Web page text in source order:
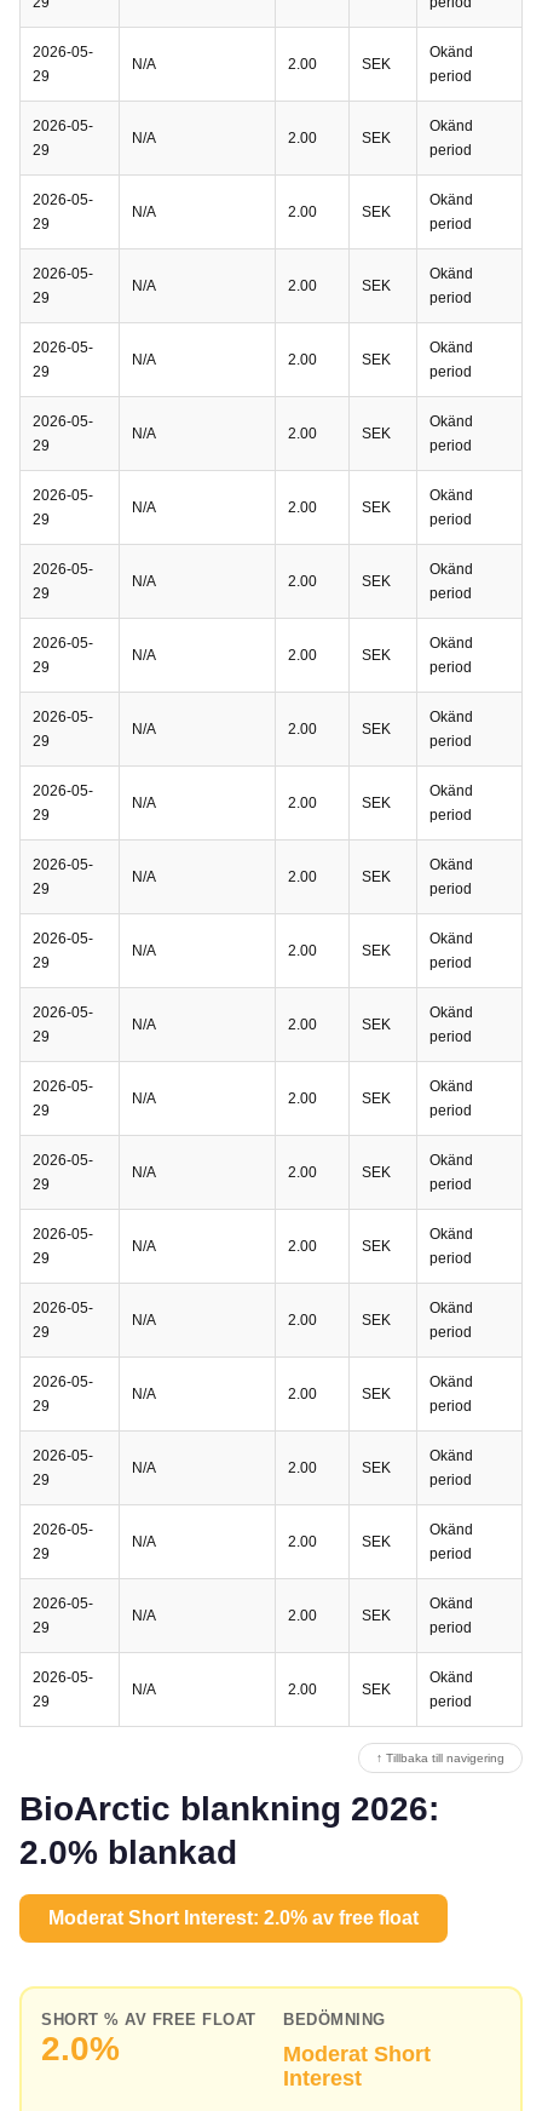
2026-05-
29
N/A 2.00 SEK
Okänd
period
2026-05-
29
N/A 2.00 SEK
Okänd
period
2026-05-
29
N/A 2.00 SEK
Okänd
period
2026-05-
29
N/A 2.00 SEK
Okänd
period
2026-05-
29
N/A 2.00 SEK
Okänd
period
2026-05-
29
N/A 2.00 SEK
Okänd
period
2026-05-
29
N/A 2.00 SEK
Okänd
period
2026-05-
29
N/A 2.00 SEK
Okänd
period
2026-05-
29
N/A 2.00 SEK
Okänd
period
2026-05-
29
N/A 2.00 SEK
Okänd
period
2026-05-
29
N/A 2.00 SEK
Okänd
period
2026-05-
29
N/A 2.00 SEK
Okänd
period
2026-05-
29
N/A 2.00 SEK
Okänd
period
2026-05-
29
N/A 2.00 SEK
Okänd
period
2026-05-
29
N/A 2.00 SEK
Okänd
period
2026-05-
29
N/A 2.00 SEK
Okänd
period
2026-05-
29
N/A 2.00 SEK
Okänd
period
2026-05-
29
N/A 2.00 SEK
Okänd
period
2026-05-
29
N/A 2.00 SEK
Okänd
period
2026-05-
29
N/A 2.00 SEK
Okänd
period
2026-05-
29
N/A 2.00 SEK
Okänd
period
2026-05-
29
N/A 2.00 SEK
Okänd
period
2026-05-
29
N/A 2.00 SEK
Okänd
period
↑ Tillbaka till navigering
BioArctic blankning 2026:
2.0% blankad
Moderat Short Interest: 2.0% av free float
SHORT % AV FREE FLOAT
2.0%
BEDÖMNING
Moderat Short
Interest